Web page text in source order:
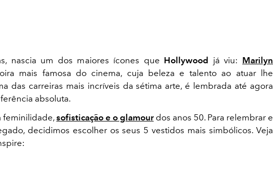
nascia um dos maiores ícones que Hollywood já viu: Marilyn
mais famosa do cinema, cuja beleza e talento ao atuar lhe
das carreiras mais incríveis da sétima arte, é lembrada até agora
absoluta.
feminilidade, sofisticação e o glamourdos anos 50. Para relembrar e
decidimos escolher os seus 5 vestidos mais simbólicos. Veja